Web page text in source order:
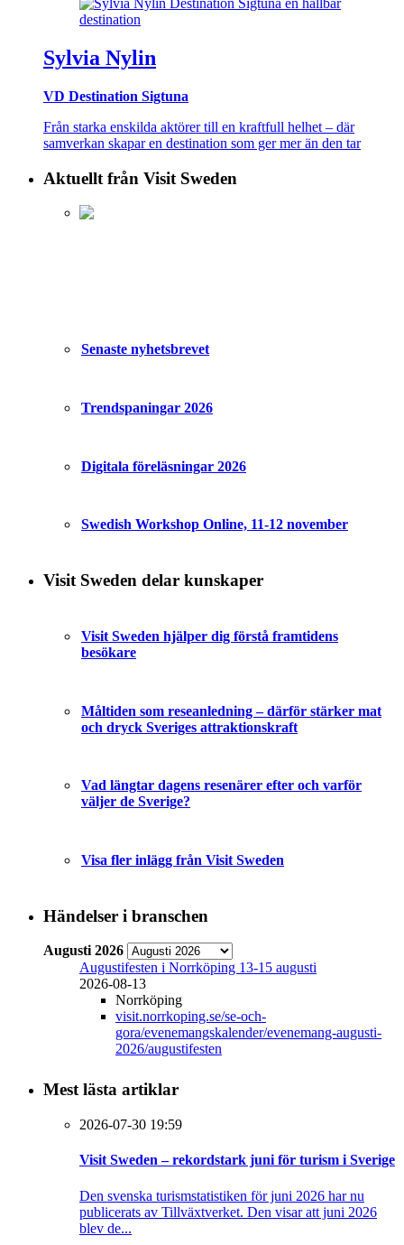
Sylvia Nylin
VD Destination Sigtuna
Från starka enskilda aktörer till en kraftfull helhet – där
samverkan skapar en destination som ger mer än den tar
Aktuellt från Visit Sweden
Senaste nyhetsbrevet
Trendspaningar 2026
Digitala föreläsningar 2026
Swedish Workshop Online, 11-12 november
Visit Sweden delar kunskaper
Visit Sweden hjälper dig förstå framtidens
besökare
Måltiden som reseanledning – därför stärker mat
och dryck Sveriges attraktionskraft
Vad längtar dagens resenärer efter och varför
väljer de Sverige?
Visa fler inlägg från Visit Sweden
Händelser i branschen
Augusti 2026
Augustifesten i Norrköping 13-15 augusti
2026-08-13
Norrköping
visit.norrkoping.se/se-och-
gora/evenemangskalender/evenemang-augusti-
2026/augustifesten
Mest lästa artiklar
2026-07-30 19:59
Visit Sweden – rekordstark juni för turism i Sverige
Den svenska turismstatistiken för juni 2026 har nu
publicerats av Tillväxtverket. Den visar att juni 2026
blev de...